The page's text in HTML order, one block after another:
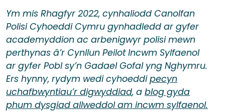
Ym mis Rhagfyr 2022, cynhaliodd Canolfan
Polisi Cyhoeddi Cymru gynhadledd ar gyfer
academyddion ac arbenigwyr polisi mewn
perthynas â’r Cynllun Peilot Incwm Sylfaenol
ar gyfer Pobl sy’n Gadael Gofal yng Nghymru.
Ers hynny, rydym wedi cyhoeddipecyn
uchafbwyntiau’r digwyddiad, a blog gyda
phum dysgiad allweddol am incwm sylfaenol.